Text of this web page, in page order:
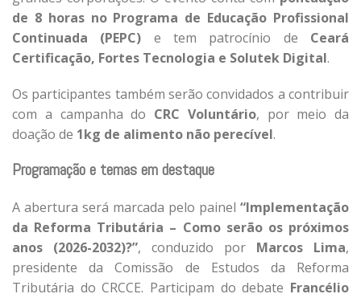
de 8 horas no Programa de Educação Profissional
Continuada (PEPC) e tem patrocínio de Ceará
Certificação, Fortes Tecnologia e Solutek Digital.
Os participantes também serão convidados a contribuir
com a campanha do CRC Voluntário, por meio da
doação de 1kg de alimento não perecível.
Programação e temas em destaque
A abertura será marcada pelo painel “Implementação
da Reforma Tributária – Como serão os próximos
anos (2026-2032)?”, conduzido por Marcos Lima,
presidente da Comissão de Estudos da Reforma
Tributária do CRCCE. Participam do debate Francélio